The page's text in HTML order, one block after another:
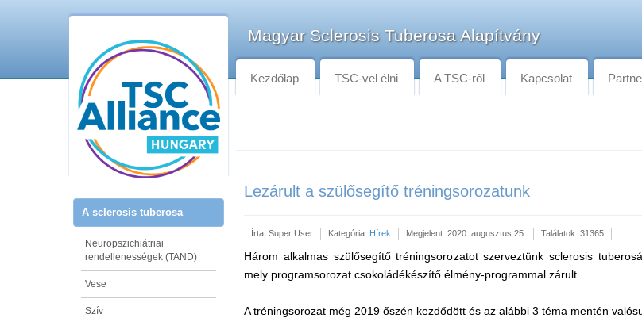
A sclerosis tuberosa
Neuropszichiátriai
rendellenességek (TAND)
Vese
Szív
Magyar Sclerosis Tuberosa Alapítvány
Kezdőlap TSC-vel élni A TSC-ről Kapcsolat
Lezárult a szülősegítő tréningsorozatunk
Írta: Super User Kategória: Hírek Megjelent: 2020. augusztus 25. Találatok: 31365
Három alkalmas szülősegítő tréningsorozatot szerveztünk sclerosis
mely programsorozat csokoládékészítő élmény-programmal zárult.
A tréningsorozat még 2019 őszén kezdődött és az alábbi 3 téma mentén